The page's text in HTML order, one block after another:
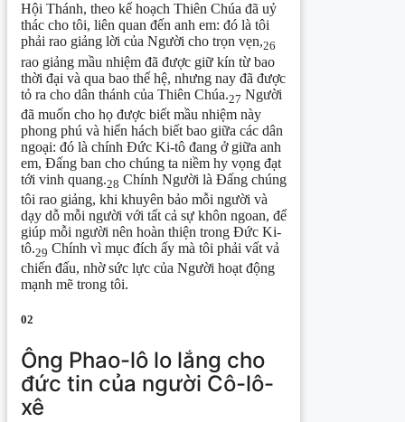
Hội Thánh, theo kế hoạch Thiên Chúa đã uỷ
thác cho tôi, liên quan đến anh em: đó là tôi
phải rao giảng lời của Người cho trọn vẹn,26
rao giảng mầu nhiệm đã được giữ kín từ bao
thời đại và qua bao thế hệ, nhưng nay đã được
tỏ ra cho dân thánh của Thiên Chúa.27 Người
đã muốn cho họ được biết mầu nhiệm này
phong phú và hiển hách biết bao giữa các dân
ngoại: đó là chính Đức Ki-tô đang ở giữa anh
em, Đấng ban cho chúng ta niềm hy vọng đạt
tới vinh quang.28 Chính Người là Đấng chúng
tôi rao giảng, khi khuyên bảo mỗi người và
dạy dỗ mỗi người với tất cả sự khôn ngoan, để
giúp mỗi người nên hoàn thiện trong Đức Ki-
tô.29 Chính vì mục đích ấy mà tôi phải vất vả
chiến đấu, nhờ sức lực của Người hoạt động
mạnh mẽ trong tôi.
02
Ông Phao-lô lo lắng cho
đức tin của người Cô-lô-
xê